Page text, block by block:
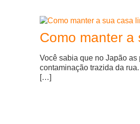
Como manter a
Você sabia que no Japão
contaminação trazida da
[…]